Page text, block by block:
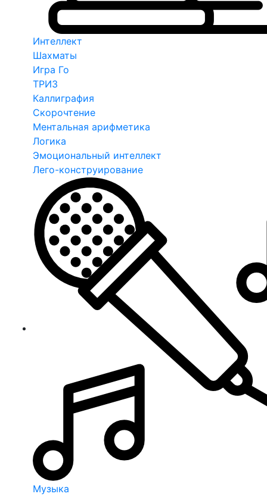
Интеллект
Шахматы
Игра Го
ТРИЗ
Каллиграфия
Скорочтение
Ментальная арифметика
Логика
Эмоциональный интеллект
Лего-конструирование
Музыка